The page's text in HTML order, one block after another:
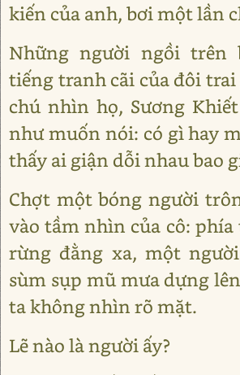
kiến của anh, bơi một lần
Những người ngồi trên
tiếng tranh cãi của đôi trai
chú nhìn họ, Sương
như muốn nói: có gì hay
thấy ai giận dỗi nhau bao
Chợt một bóng người
vào tầm nhìn của cô:
rừng đằng xa, một
sùm sụp mũ mưa dựng
ta không nhìn rõ mặt.
Lẽ nào là người ấy?